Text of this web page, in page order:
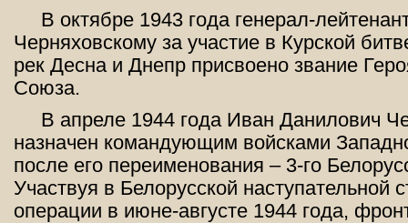
В октябре 1943 года генерал-
Черняховскому за участие в Курской
рек Десна и Днепр присвоено звание
Союза.
В апреле 1944 года Иван Данилович
назначен командующим войсками
после его переименования – 3-го
Участвуя в Белорусской наступательной
операции в июне-августе 1944 года,